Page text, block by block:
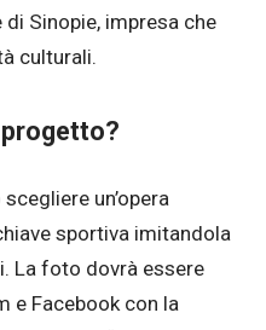
Sinopie, impresa che
culturali.
un’opera
sportiva imitandola
La foto dovrà essere
e Facebook con la